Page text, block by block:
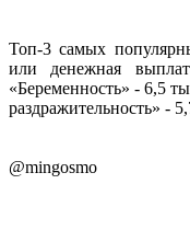
Топ‑3 самых
или денежная
«Беременность» - 6,5
раздражительность» -
@mingosmo